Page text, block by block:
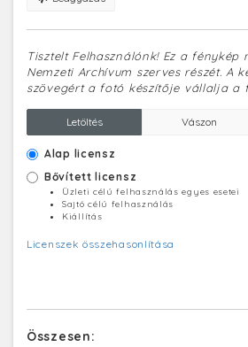
Tisztelt Felhasználónk! Ez a fénykép
Nemzeti Archívum szerves részét. A
szövegért a fotó készítője vállalja a
Letöltés Vászon
Alap licensz
Bővített licensz
Üzleti célú felhasználás egyes esetei
Sajtó célú felhasználás
Kiállítás
Licenszek összehasonlítása
Összesen: